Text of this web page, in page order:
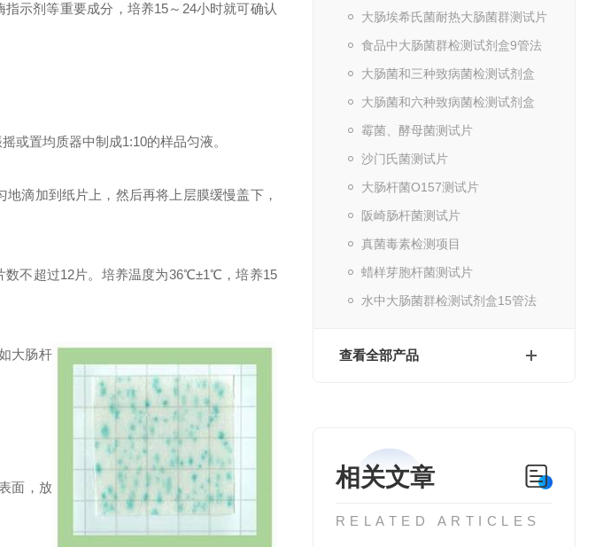
大肠埃希氏菌耐热大肠菌群测试片
食品中大肠菌群检测试剂盒9管法
大肠菌和三种致病菌检测试剂盒
大肠菌和六种致病菌检测试剂盒
霉菌、酵母菌测试片
沙门氏菌测试片
大肠杆菌O157测试片
阪崎肠杆菌测试片
真菌毒素检测项目
蜡样芽胞杆菌测试片
水中大肠菌群检测试剂盒15管法
查看全部产品
相关文章
RELATED ARTICLES
示剂等重要成分，培养15～24小时就可确认
或置均质器中制成1:10的样品匀液。
滴加到纸片上，然后再将上层膜缓慢盖下，
不超过12片。培养温度为36℃±1℃，培养15
大肠杆
面，放